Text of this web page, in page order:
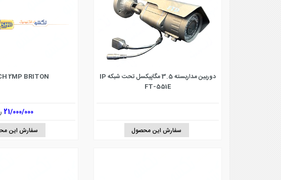
دوربین مداربسته 3.5 مگاپیکسل تحت شبکه IP
FT-551E
سفارش این محصول
2MP BRITON
21/000/000
سفارش این